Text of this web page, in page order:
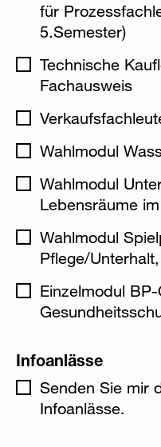
für
5.Semester)
Technische
Fachausweis
Wahlmodul
Wahlmodul
Lebensräume
Wahlmodul
Pflege/
Einzelmodul
Infoanlässe
Senden Sie mir
Infoanlässe.